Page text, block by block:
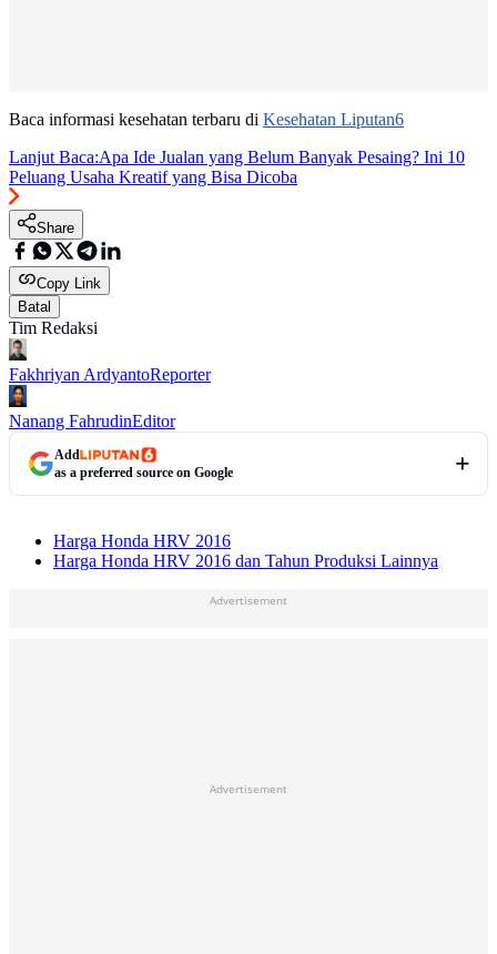
Baca informasi kesehatan terbaru di Kesehatan Liputan6
Lanjut Baca:Apa Ide Jualan yang Belum Banyak Pesaing? Ini 10
Peluang Usaha Kreatif yang Bisa Dicoba
Share
Copy Link
Batal
Tim Redaksi
Fakhriyan ArdyantoReporter
Nanang FahrudinEditor
Add
as a preferred source on Google
Harga Honda HRV 2016
Harga Honda HRV 2016 dan Tahun Produksi Lainnya
Advertisement
Advertisement